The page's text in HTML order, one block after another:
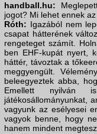
handball.hu:
jogot? Mi lehet ennek
Róth: Igazából nem
csapat hátterének
rengeteget számít.
ben EHF-kupát nyert,
háttér, távoztak a
meggyengült.
beleegyeztek abba,
Emellett nyilván
játékosállományunkat,
vagyunk az esélyesei
vagyok benne, hogy
hanem mindent